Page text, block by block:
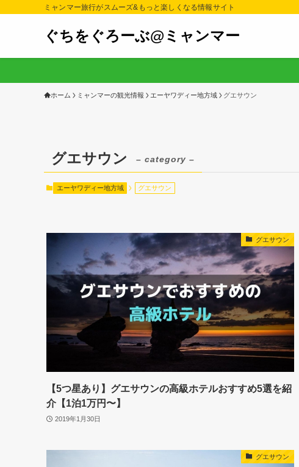
ミャンマー旅行がスムーズ&もっと楽しくなる情報サイト
ぐちをぐろーぶ@ミャンマー
ホーム ミャンマーの観光情報 エーヤワディー地方域 グエサウン
グエサウン – category –
エーヤワディー地方域 グエサウン
グエサウン
【5つ星あり】グエサウンの高級ホテルおすすめ5選を紹
介【1泊1万円〜】
2019年1月30日
グエサウン